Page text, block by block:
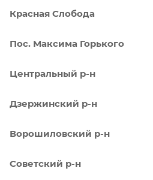
Красная Слобода
Пос. Максима Горького
Центральный р-н
Дзержинский р-н
Ворошиловский р-н
Советский р-н